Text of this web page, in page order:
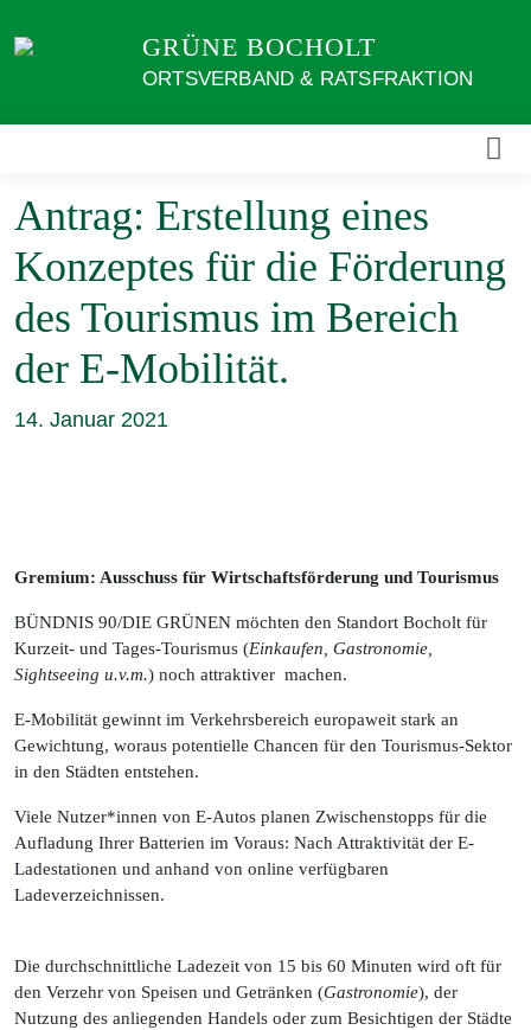
zum
GRÜNE BOCHOLT
ORTSVERBAND & RATSFRAKTION
Antrag: Erstellung eines
Konzeptes für die Förderung
des Tourismus im Bereich
der E-Mobilität.
14. Januar 2021
Gremium: Ausschuss für Wirtschaftsförderung und Tourismus
BÜNDNIS 90/DIE GRÜNEN möchten den Standort Bocholt für
Kurzeit- und Tages-Tourismus (Einkaufen, Gastronomie,
Sightseeing u.v.m.) noch attraktiver machen.
E-Mobilität gewinnt im Verkehrsbereich europaweit stark an
Gewichtung, woraus potentielle Chancen für den Tourismus-Sektor
in den Städten entstehen.
Viele Nutzer*innen von E-Autos planen Zwischenstopps für die
Aufladung Ihrer Batterien im Voraus: Nach Attraktivität der E-
Ladestationen und anhand von online verfügbaren
Ladeverzeichnissen.
Die durchschnittliche Ladezeit von 15 bis 60 Minuten wird oft für
den Verzehr von Speisen und Getränken (Gastronomie), der
Nutzung des anliegenden Handels oder zum Besichtigen der Städte